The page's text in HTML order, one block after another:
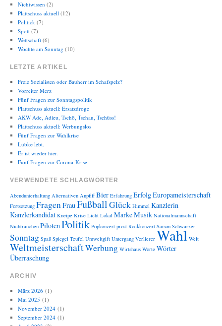
Nichtwissen (2)
Plattschuss aktuell(12)
Politick(7)
Spott(7)
Wettschaft(6)
Wochte am Sonntag (10)
LETZTE ARTIKEL
Freie Sozialisten oder Bauherr im Schafspelz?
Vorreiter Merz
Fünf Fragen zur Sonntagspolitik
Plattschuss aktuell: Ersatzdroge
AKW Ade, Adieu, Tschö, Tschau, Tschüss!
Plattschuss aktuell: Werbungslos
Fünf Fragen zur Wahlkrise
Lübke lebt.
Er ist wieder hier.
Fünf Fragen zur Corona-Krise
VERWENDETE SCHLAGWÖRTER
Abendunterhaltung Alternativen Anpfiff Bier Erfahrung ErfolgEuropameisterschaft
Fortsetzung FragenFrauFußballGlück Himmel Kanzlerin
Kanzlerkandidat Kneipe Krise Licht Lokal MarkeMusik Nationalmannschaft
Nichtrauchen PilotenPolitik Popkonzert prost Rockkonzert Saison Schwarzer
Sonntag Spaß Spiegel Teufel Umweltgift Untergang Verlierer Wahl Welt
WeltmeisterschaftWerbung Wirtshaus Worte Wörter
Überraschung
ARCHIV
März 2026(1)
Mai 2025 (1)
November 2024(1)
September 2024(1)